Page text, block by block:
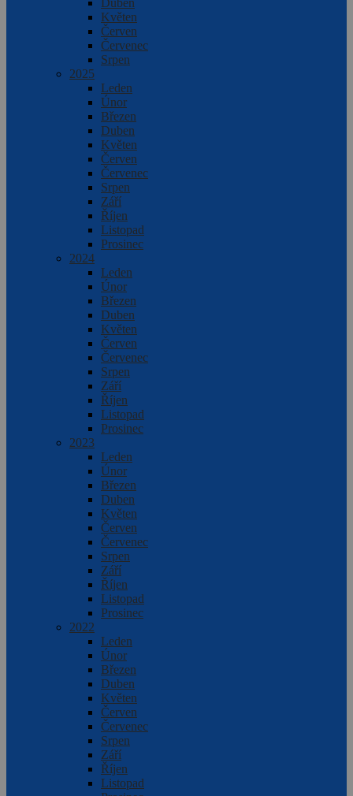
Duben
Květen
Červen
Červenec
Srpen
2025
Leden
Únor
Březen
Duben
Květen
Červen
Červenec
Srpen
Září
Říjen
Listopad
Prosinec
2024
Leden
Únor
Březen
Duben
Květen
Červen
Červenec
Srpen
Září
Říjen
Listopad
Prosinec
2023
Leden
Únor
Březen
Duben
Květen
Červen
Červenec
Srpen
Září
Říjen
Listopad
Prosinec
2022
Leden
Únor
Březen
Duben
Květen
Červen
Červenec
Srpen
Září
Říjen
Listopad